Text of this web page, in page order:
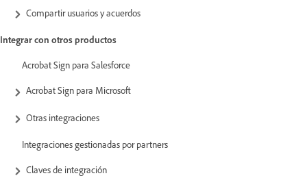
Compartir usuarios y acuerdos
Integrar con otros productos
Acrobat Sign para Salesforce
Acrobat Sign para Microsoft
Otras integraciones
Integraciones gestionadas por partners
Claves de integración